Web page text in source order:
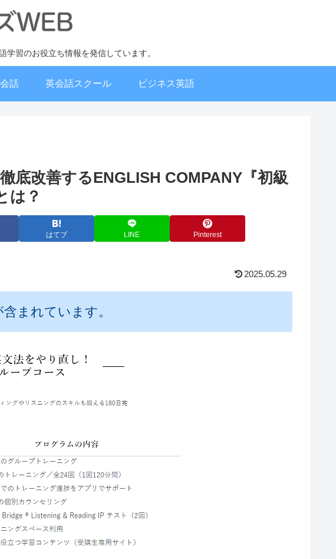
習のお役立ち情報を発信しています。
話 英会話スクール ビジネス英語
底改善するENGLISH COMPANY『初級
は？
はてブ LINE Pinterest
2025.05.29
まれています。